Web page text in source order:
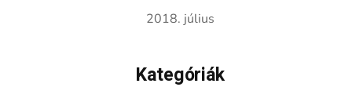
2018. július
Kategóriák